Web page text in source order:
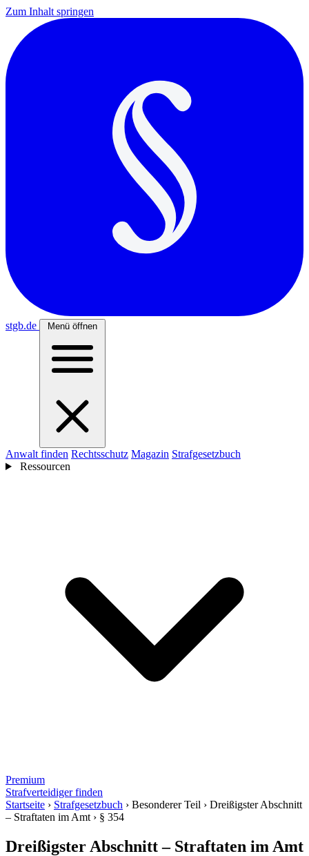
Zum Inhalt springen
stgb.de Menü öffnen
Anwalt finden Rechtsschutz Magazin Strafgesetzbuch
Ressourcen
Premium
Strafverteidiger finden
Startseite › Strafgesetzbuch › Besonderer Teil › Dreißigster Abschnitt
– Straftaten im Amt › § 354
Dreißigster Abschnitt – Straftaten im Amt